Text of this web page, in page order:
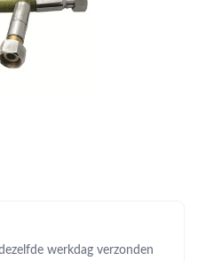
werkdag verzonden